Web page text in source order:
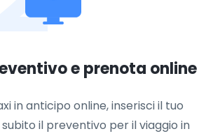
e prenota online
in anticipo online, inserisci il tuo
il preventivo per il viaggio in